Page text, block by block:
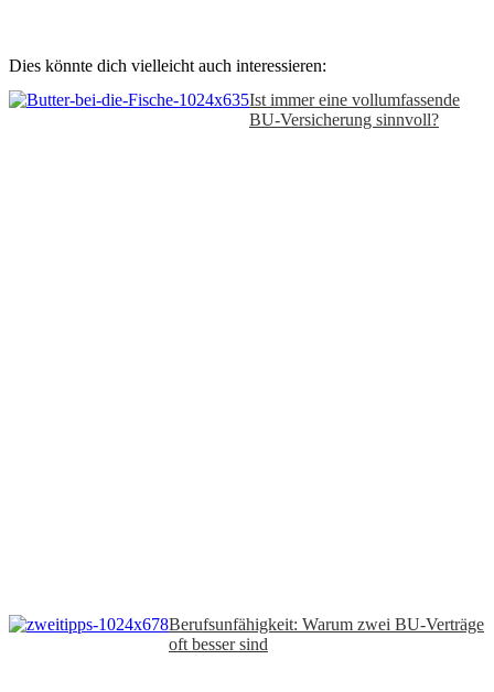
Dies könnte dich vielleicht auch interessieren:
Ist immer eine vollumfassende
BU-Versicherung sinnvoll?
Berufsunfähigkeit: Warum zwei BU-Verträge
oft besser sind